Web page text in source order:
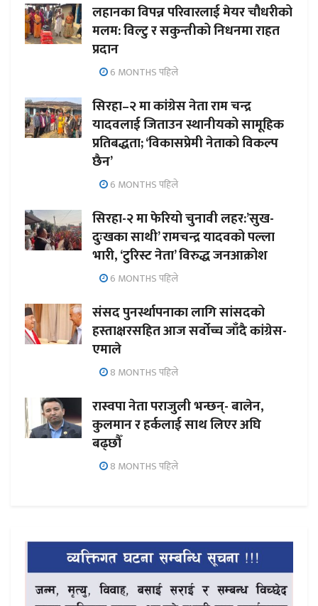
लहानका विपन्न परिवारलाई मेयर चौधरीको
मलम: विल्टु र सकुन्तीको निधनमा राहत
प्रदान
6 MONTHS पहिले
सिरहा–२ मा कांग्रेस नेता राम चन्द्र
यादवलाई जिताउन स्थानीयको सामूहिक
प्रतिबद्धता; ‘विकासप्रेमी नेताको विकल्प
छैन’
6 MONTHS पहिले
सिरहा-२ मा फेरियो चुनावी लहर:’सुख-
दुःखका साथी’ रामचन्द्र यादवको पल्ला
भारी, ‘टुरिस्ट नेता’ विरुद्ध जनआक्रोश
6 MONTHS पहिले
संसद पुनर्स्थापनाका लागि सांसदको
हस्ताक्षरसहित आज सर्वोच्च जाँदै कांग्रेस-
एमाले
8 MONTHS पहिले
रास्वपा नेता पराजुली भन्छन्- बालेन,
कुलमान र हर्कलाई साथ लिएर अघि
बढ्छौँ
8 MONTHS पहिले